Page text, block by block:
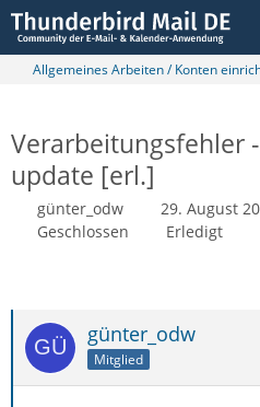
Allgemeines Arbeiten / Konten
Verarbeitungsfehler
update [erl.]
günter_odw
29. August
Geschlossen
Erledigt
günter_odw
Mitglied